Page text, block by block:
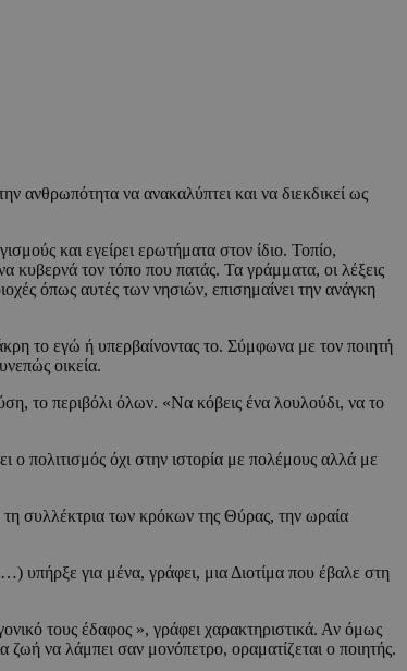
ανθρωπότητα να ανακαλύπτει και να διεκδικεί ως
και εγείρει ερωτήματα στον ίδιο. Τοπίο,
κυβερνά τον τόπο που πατάς. Τα γράμματα, οι λέξεις
όπως αυτές των νησιών, επισημαίνει την ανάγκη
το εγώ ή υπερβαίνοντας το. Σύμφωνα με τον ποιητή
οικεία.
το περιβόλι όλων. «Να κόβεις ένα λουλούδι, να το
πολιτισμός όχι στην ιστορία με πολέμους αλλά με
συλλέκτρια των κρόκων της Θύρας, την ωραία
υπήρξε για μένα, γράφει, μια Διοτίμα που έβαλε στη
τους έδαφος », γράφει χαρακτηριστικά. Αν όμως
να λάμπει σαν μονόπετρο, οραματίζεται ο ποιητής.